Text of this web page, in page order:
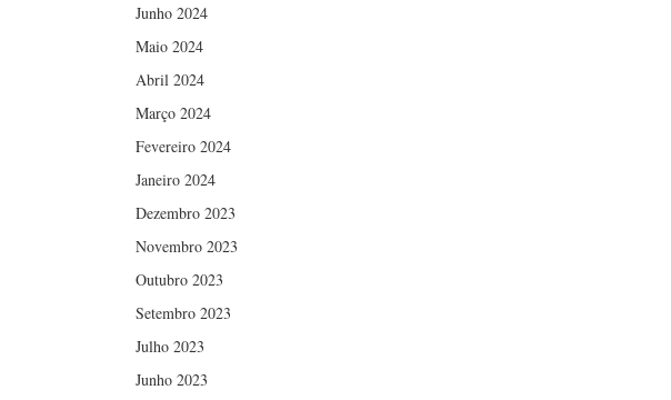
Junho 2024
Maio 2024
Abril 2024
Março 2024
Fevereiro 2024
Janeiro 2024
Dezembro 2023
Novembro 2023
Outubro 2023
Setembro 2023
Julho 2023
Junho 2023